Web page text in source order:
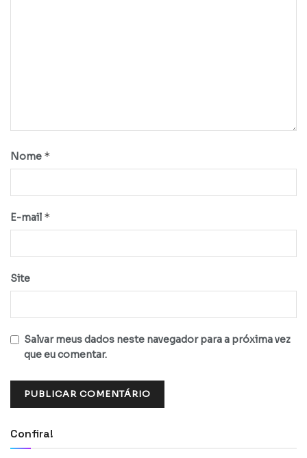
Nome *
E-mail *
Site
Salvar meus dados neste navegador para a próxima vez
que eu comentar.
Confira!